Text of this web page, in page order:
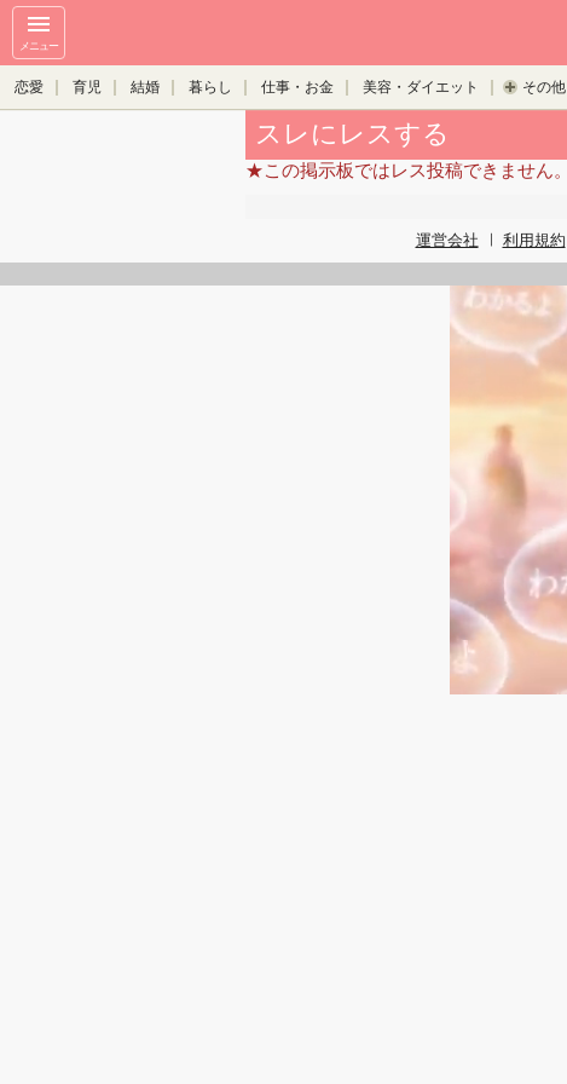
メニュー
恋愛 育児 結婚 暮らし 仕事・お金 美容・ダイエット その他
スレにレスする
★この掲示板ではレス投稿できません。
運営会社 利用規約